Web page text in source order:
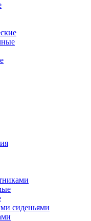
сиденьями